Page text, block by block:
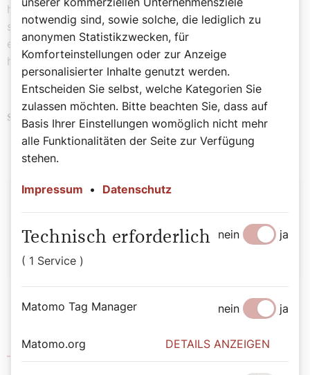
halten mehr zusammen und sind getragen von einem
starken Vertrauen untereinander. Ist das nicht schon
eine Basis für eine andere Zukunft, die nicht
hoffnungslos ist?
Schlagwörter Brauchtum Orden Religion
Autor:
Sophie Lauringer
Steyler Missionare Österreich
notwendig sind, sowie solche, die lediglich zu
anonymen Statistikzwecken, für
Komforteinstellungen oder zur Anzeige
personalisierter Inhalte genutzt werden.
Entscheiden Sie selbst, welche Kategorien Sie
zulassen möchten. Bitte beachten Sie, dass auf
Basis Ihrer Einstellungen womöglich nicht mehr
alle Funktionalitäten der Seite zur Verfügung
stehen.
Impressum • Datenschutz
Technisch erforderlich
( 1 Service )
nein ja
Matomo Tag Manager nein ja
Matomo.org DETAILS ANZEIGEN